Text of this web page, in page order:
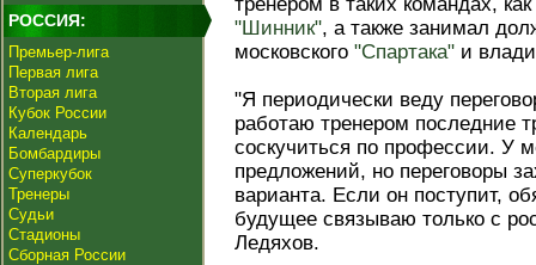
РОССИЯ:
Премьер-лига
Первая лига
Вторая лига
Кубок России
Календарь
Бомбардиры
Суперкубок
Тренеры
Судьи
Стадионы
Сборная России
"Шинник", а также занимал
московского "Спартака" и
"Я периодически веду
работаю тренером последние
соскучиться по профессии. У
предложений, но переговоры
варианта. Если он поступит,
будущее связываю только с
Ледяхов.